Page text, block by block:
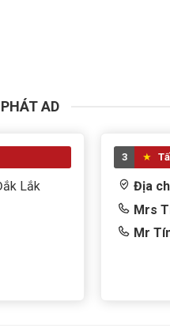
AD
Lắk
3
Địa
Mrs
Mr